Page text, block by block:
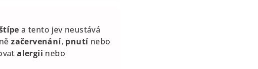
a tento jev neustává
začervenání, pnutínebo
alergii nebo